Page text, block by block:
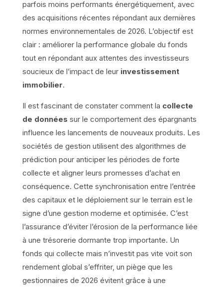
parfois moins performants énergétiquement, avec
des acquisitions récentes répondant aux dernières
normes environnementales de 2026. L’objectif est
clair : améliorer la performance globale du fonds
tout en répondant aux attentes des investisseurs
soucieux de l’impact de leur investissement
immobilier.
Il est fascinant de constater comment la collecte
de données sur le comportement des épargnants
influence les lancements de nouveaux produits. Les
sociétés de gestion utilisent des algorithmes de
prédiction pour anticiper les périodes de forte
collecte et aligner leurs promesses d’achat en
conséquence. Cette synchronisation entre l’entrée
des capitaux et le déploiement sur le terrain est le
signe d’une gestion moderne et optimisée. C’est
l’assurance d’éviter l’érosion de la performance liée
à une trésorerie dormante trop importante. Un
fonds qui collecte mais n’investit pas vite voit son
rendement global s’effriter, un piège que les
gestionnaires de 2026 évitent grâce à une